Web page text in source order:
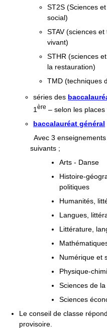
ST2S (Sciences
social)
STAV (sciences
vivant)
STHR (sciences
la restauration)
TMD (techniques
séries des
1ère – selon les places
baccalauréat général
Avec 3
suivants ;
Arts - Danse
Histoire-
politiques
Humanités,
Langues,
Littérature,
Numérique et
Physique-
Sciences de
Sciences
Le conseil de classe
provisoire.